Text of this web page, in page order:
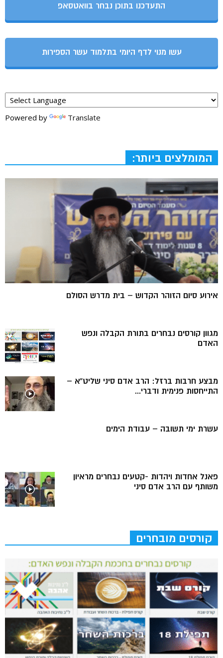
התעדכנו בתוכן נבחר בוואטסאפ
עשו מנוי לדף היומי בתלמוד עשר הספירות
Powered by Translate
המומלצים ביותר:
אירוע סיום הזוהר הקדוש – בית מדרש הסולם
מגוון קורסים נבחרים בתורת הקבלה ונפש
האדם
מבצע חרבות ברזל: הרב אדם סיני שליט”א –
התייחסות פנימית ודברי...
עשרת ימי תשובה – עבודת הימים
פאנל אחדות ויהדות -קטעים נבחרים מראיון
משותף עם הרב אדם סיני
קורסים מובחרים